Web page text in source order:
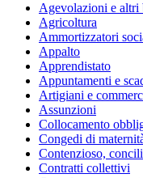
Agevolazioni e altri
Agricoltura
Ammortizzatori
Appalto
Apprendistato
Appuntamenti e
Artigiani e
Assunzioni
Collocamento
Congedi di
Contenzioso,
Contratti collettivi